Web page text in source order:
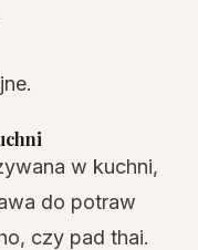
w kuchni,
do potraw
czy pad thai.